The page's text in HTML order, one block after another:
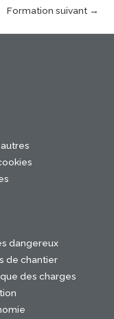
Formation suivant →
dangereux
de chantier
des charges